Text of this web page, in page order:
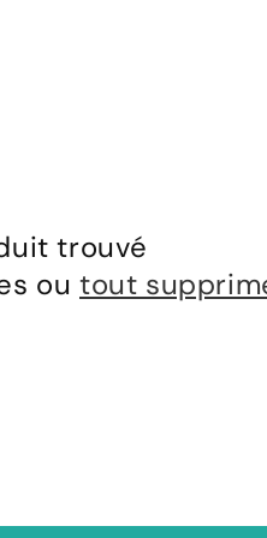
trouvé
ou tout